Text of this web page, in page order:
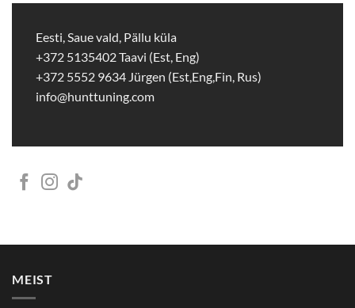
Eesti, Saue vald, Pällu küla
+372 5135402 Taavi (Est, Eng)
+372 5552 9634 Jürgen (Est,Eng,Fin, Rus)
info@hunttuning.com
MEIST